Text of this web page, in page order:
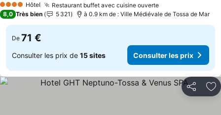
4 Étoiles Hôtel Restaurant buffet avec cuisine ouverteConsulter les
8,0 Très bien 5 321 à 0.9 km de : Ville Médiévale de Tossa de Mar
De 71 €
Consulter les prix de 15 sites Consulter les prix
Partager